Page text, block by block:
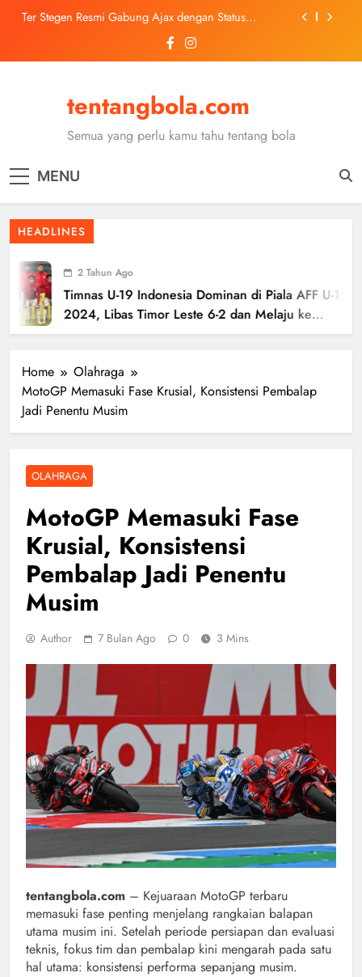
SkipTer Stegen Resmi Gabung Ajax dengan Status
Trabzonspor Mulai Negosiasi Mohamed Salah, Tes
Medis Dijadwalkan 5 Agustus
2026, Siap Tatap Putaran Provinsi
Kerolin Resmi Gabung Barcelona, Transfer
Dilaporkan Pecahkan Rekor Penjualan WSL
Pinjaman dari Barcelona
Trabzonspor Mulai Negosiasi Mohamed Salah, Tes
Medis Dijadwalkan 5 Agustus
Malang United U-13 Juara Piala Soeratin Kota Malang
2026, Siap Tatap Putaran Provinsi
tentangbola.com
Semua yang perlu kamu tahu tentang bola
MENU
HEADLINES
2 Tahun Ago
Timnas U-19 Indonesia Dominan di Piala AFF U-19
2024, Libas Timor Leste 6-2 dan Melaju ke
Semifinal
Home
Olahraga
MotoGP Memasuki Fase Krusial, Konsistensi Pembalap
Jadi Penentu Musim
OLAHRAGA
MotoGP Memasuki Fase
Krusial, Konsistensi
Pembalap Jadi Penentu
Musim
Author 7 Bulan Ago 0 3 Mins
tentangbola.com – Kejuaraan MotoGP terbaru
memasuki fase penting menjelang rangkaian balapan
utama musim ini. Setelah periode persiapan dan evaluasi
teknis, fokus tim dan pembalap kini mengarah pada satu
hal utama: konsistensi performa sepanjang musim.